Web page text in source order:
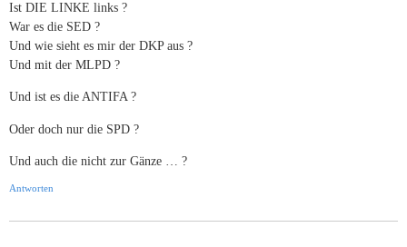
Ist DIE LINKE links ?
War es die SED ?
Und wie sieht es mir der DKP aus ?
Und mit der MLPD ?
Und ist es die ANTIFA ?
Oder doch nur die SPD ?
Und auch die nicht zur Gänze … ?
Antworten